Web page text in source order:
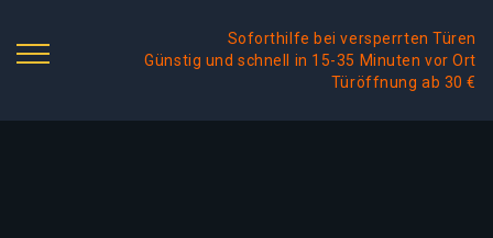
Soforthilfe bei versperrten Türen
Günstig und schnell in 15-35 Minuten vor Ort
Türöffnung ab 30 €